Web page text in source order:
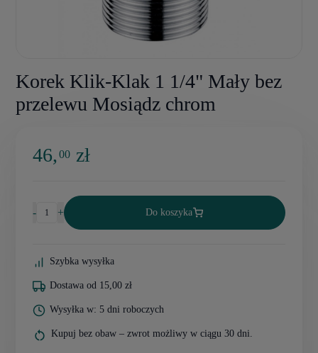
Korek Klik-Klak 1 1/4" Mały bez
przelewu Mosiądz chrom
46,00 zł
- + Do koszyka
Szybka wysyłka
Dostawa od 15,00 zł
Wysyłka w: 5 dni roboczych
Kupuj bez obaw – zwrot możliwy w ciągu 30 dni.